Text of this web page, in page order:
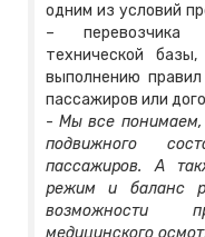
одним из условий
– перевозчика
технической
выполнению
пассажиров или
- Мы все понимаем,
подвижного
пассажиров. А
режим и баланс
возможности